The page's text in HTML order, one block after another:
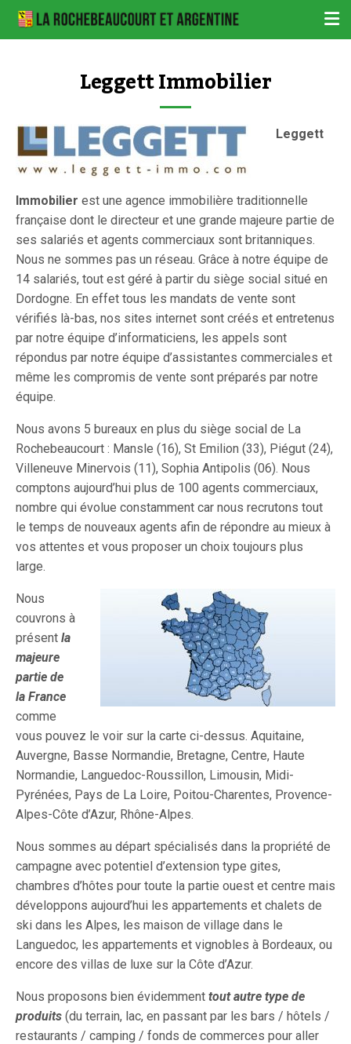
Leggett Immobilier
Leggett
Immobilier est une agence immobilière traditionnelle
française dont le directeur et une grande majeure partie de
ses salariés et agents commerciaux sont britanniques.
Nous ne sommes pas un réseau. Grâce à notre équipe de
14 salariés, tout est géré à partir du siège social situé en
Dordogne. En effet tous les mandats de vente sont
vérifiés là-bas, nos sites internet sont créés et entretenus
par notre équipe d’informaticiens, les appels sont
répondus par notre équipe d’assistantes commerciales et
même les compromis de vente sont préparés par notre
équipe.
Nous avons 5 bureaux en plus du siège social de La
Rochebeaucourt : Mansle (16), St Emilion (33), Piégut (24),
Villeneuve Minervois (11), Sophia Antipolis (06). Nous
comptons aujourd’hui plus de 100 agents commerciaux,
nombre qui évolue constamment car nous recrutons tout
le temps de nouveaux agents afin de répondre au mieux à
vos attentes et vous proposer un choix toujours plus
large.
Nous
couvrons à
présent la
majeure
partie de
la France
comme
vous pouvez le voir sur la carte ci-dessus. Aquitaine,
Auvergne, Basse Normandie, Bretagne, Centre, Haute
Normandie, Languedoc-Roussillon, Limousin, Midi-
Pyrénées, Pays de La Loire, Poitou-Charentes, Provence-
Alpes-Côte d’Azur, Rhône-Alpes.
Nous sommes au départ spécialisés dans la propriété de
campagne avec potentiel d’extension type gites,
chambres d’hôtes pour toute la partie ouest et centre mais
développons aujourd’hui les appartements et chalets de
ski dans les Alpes, les maison de village dans le
Languedoc, les appartements et vignobles à Bordeaux, ou
encore des villas de luxe sur la Côte d’Azur.
Nous proposons bien évidemment tout autre type de
produits (du terrain, lac, en passant par les bars / hôtels /
restaurants / camping / fonds de commerces pour aller